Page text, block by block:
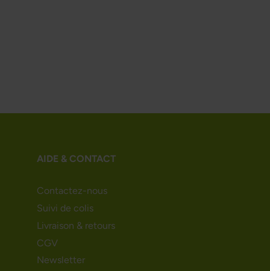
AIDE & CONTACT
Contactez-nous
Suivi de colis
Livraison & retours
CGV
Newsletter